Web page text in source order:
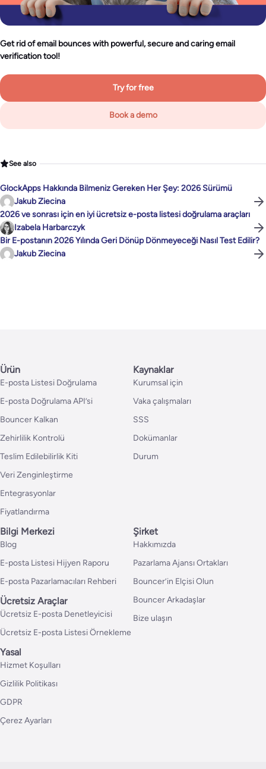
Get rid of email bounces with powerful, secure and caring email
verification tool!
Try for free
Book a demo
See also
GlockApps Hakkında Bilmeniz Gereken Her Şey: 2026 Sürümü
Jakub Ziecina
2026 ve sonrası için en iyi ücretsiz e-posta listesi doğrulama araçları
Izabela Harbarczyk
Bir E-postanın 2026 Yılında Geri Dönüp Dönmeyeceği Nasıl Test Edilir?
Jakub Ziecina
Ürün
E-posta Listesi Doğrulama
E-posta Doğrulama API’si
Bouncer Kalkan
Zehirlilik Kontrolü
Teslim Edilebilirlik Kiti
Veri Zenginleştirme
Entegrasyonlar
Fiyatlandırma
Kaynaklar
Kurumsal için
Vaka çalışmaları
SSS
Dokümanlar
Durum
Bilgi Merkezi
Blog
E-posta Listesi Hijyen Raporu
E-posta Pazarlamacıları Rehberi
Ücretsiz Araçlar
Ücretsiz E-posta Denetleyicisi
Ücretsiz E-posta Listesi Örnekleme
Şirket
Hakkımızda
Pazarlama Ajansı Ortakları
Bouncer’in Elçisi Olun
Bouncer Arkadaşlar
Bize ulaşın
Yasal
Hizmet Koşulları
Gizlilik Politikası
GDPR
Çerez Ayarları